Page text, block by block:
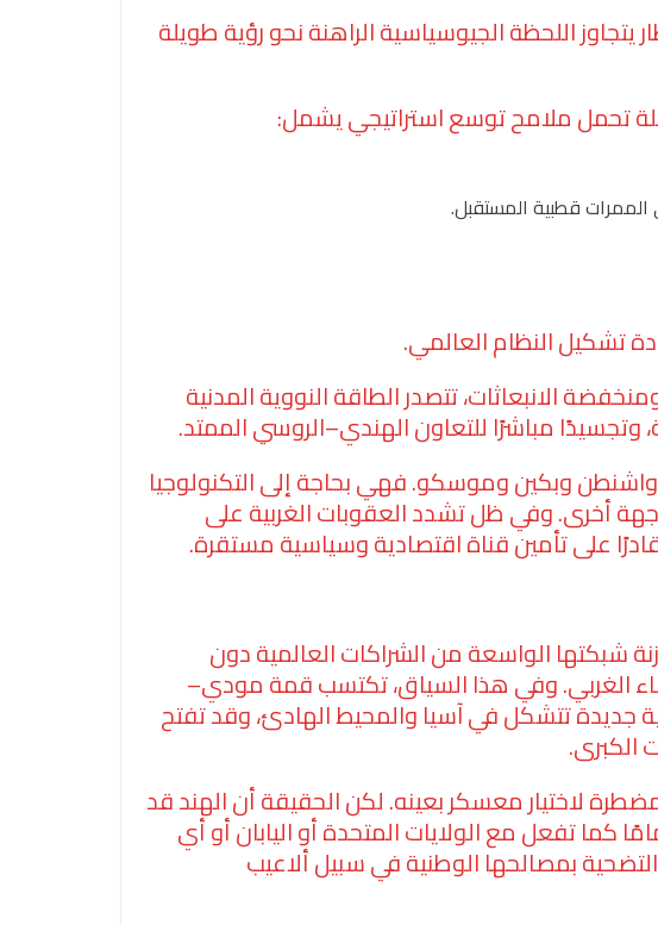
يتجاوز اللحظة الجيوسياسية الراهنة نحو رؤية طويلة
تحمل ملامح توسع استراتيجي يشمل:
الممرات قطبية المستقبل.
تشكيل النظام العالمي.
الانبعاثات، تتصدر الطاقة النووية المدنية
وتجسيدًا مباشرًا للتعاون الهندي–الروسي الممتد.
وبكين وموسكو. فهي بحاجة إلى التكنولوجيا
جهة أخرى. وفي ظل تشدد العقوبات الغربية على
على تأمين قناة اقتصادية وسياسية مستقرة.
شبكتها الواسعة من الشراكات العالمية دون
الغربي. وفي هذا السياق، تكتسب قمة مودي–
جديدة تتشكل في آسيا والمحيط الهادئ، وقد تفتح
الكبرى.
لاختيار معسكر بعينه. لكن الحقيقة أن الهند قد
كما تفعل مع الولايات المتحدة أو اليابان أو أي
بمصالحها الوطنية في سبيل ألاعيب